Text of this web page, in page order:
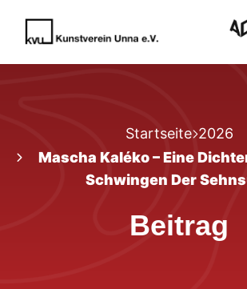
Startseite 2026
Mascha Kaléko – Eine
Schwingen Der
Beitrag